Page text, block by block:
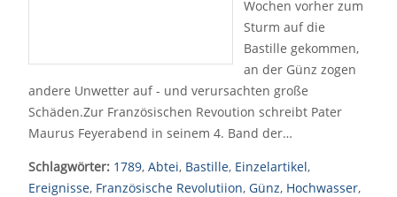
Wochen vorher zum
Sturm auf die
Bastille gekommen,
an der Günz zogen
andere Unwetter auf - und verursachten große
Schäden.Zur Französischen Revoution schreibt Pater
Maurus Feyerabend in seinem 4. Band der…
Schlagwörter: 1789, Abtei, Bastille, Einzelartikel,
Ereignisse, Französische Revolutiion, Günz, Hochwasser,